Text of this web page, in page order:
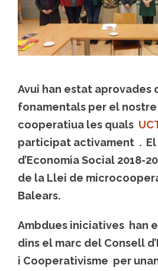
Avui han estat aprovades
fonamentals per el
cooperatiua les quals
participat activament . El
d’Economia Social 2018-
de la Llei de
Balears.
Ambdues iniciatives han
dins el marc del Consell
i Cooperativisme per